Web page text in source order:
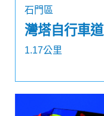
石門區
灣塔自行車道
1.17公里